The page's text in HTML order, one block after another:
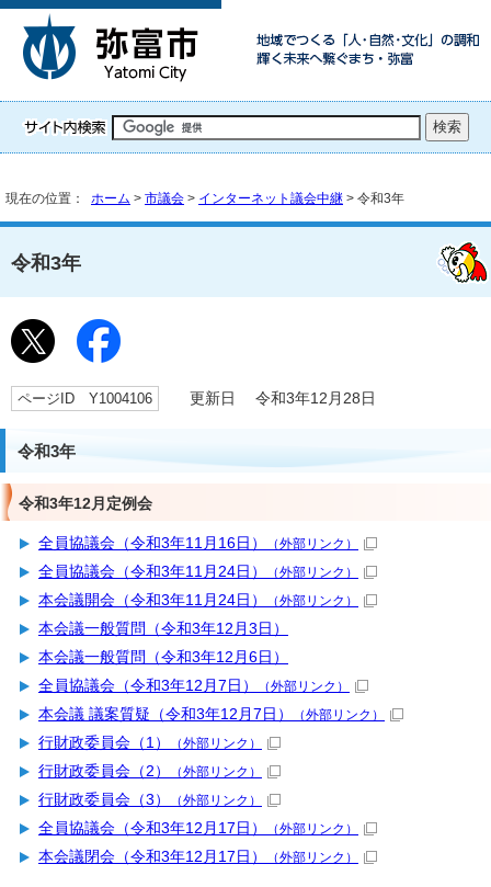
現在の位置： ホーム > 市議会 > インターネット議会中継 > 令和3年
令和3年
ページID Y1004106 更新日 令和3年12月28日
令和3年
令和3年12月定例会
全員協議会（令和3年11月16日） （外部リンク）
全員協議会（令和3年11月24日） （外部リンク）
本会議開会（令和3年11月24日） （外部リンク）
本会議一般質問（令和3年12月3日）
本会議一般質問（令和3年12月6日）
全員協議会（令和3年12月7日）
（外部リンク）
本会議 議案質疑（令和3年12月7日） （外部リンク）
行財政委員会（1） （外部リンク）
行財政委員会（2） （外部リンク）
行財政委員会（3） （外部リンク）
全員協議会（令和3年12月17日） （外部リンク）
本会議閉会（令和3年12月17日） （外部リンク）